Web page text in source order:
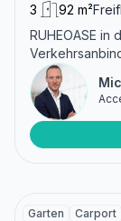
3 92 m²
RUHEOASE
Garten Carport